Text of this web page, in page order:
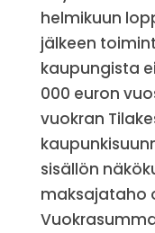
helmikuun
jälkeen
kaupungista
000 euron
vuokran
sisällön
maksajataho